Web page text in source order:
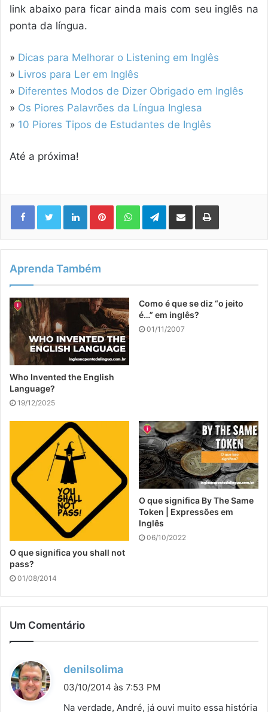
link abaixo para ficar ainda mais com seu inglês na
ponta da língua.
» Dicas para Melhorar o Listening em Inglês
» Livros para Ler em Inglês
» Diferentes Modos de Dizer Obrigado em Inglês
» Os Piores Palavrões da Língua Inglesa
» 10 Piores Tipos de Estudantes de Inglês
Até a próxima!
LinkedinPinterestWhatsAppTelegram
Compartilhar via e-mail Imprimir
Aprenda Também
Who Invented the English
Language?
19/12/2025
Como é que se diz “o jeito
é…” em inglês?
01/11/2007
O que significa you shall not
pass?
01/08/2014
O que significa By The Same
Token | Expressões em
Inglês
06/10/2022
Um Comentário
denilsolima
03/10/2014 às 7:53 PM
Na verdade, André, já ouvi muito essa história